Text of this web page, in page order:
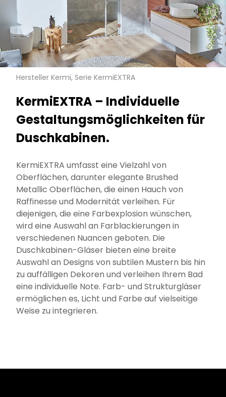
Hersteller Kermi, Serie KermiEXTRA
KermiEXTRA – Individuelle
Gestaltungsmöglichkeiten für
Duschkabinen.
KermiEXTRA umfasst eine Vielzahl von
Oberflächen, darunter elegante Brushed
Metallic Oberflächen, die einen Hauch von
Raffinesse und Modernität verleihen. Für
diejenigen, die eine Farbexplosion wünschen,
wird eine Auswahl an Farblackierungen in
verschiedenen Nuancen geboten. Die
Duschkabinen-Gläser bieten eine breite
Auswahl an Designs von subtilen Mustern bis hin
zu auffälligen Dekoren und verleihen Ihrem Bad
eine individuelle Note. Farb- und Strukturgläser
ermöglichen es, Licht und Farbe auf vielseitige
Weise zu integrieren.